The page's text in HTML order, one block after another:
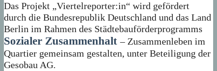
Das Projekt „Viertelreporter:in“ wird gefördert
durch die Bundesrepublik Deutschland und das Land
Berlin im Rahmen des Städtebauförderprogramms
Sozialer Zusammenhalt – Zusammenleben im
Quartier gemeinsam gestalten, unter Beteiligung der
Gesobau AG.